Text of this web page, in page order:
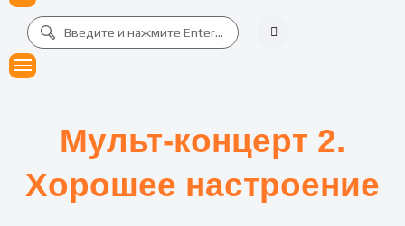
Мульт-концерт 2.
Хорошее настроение